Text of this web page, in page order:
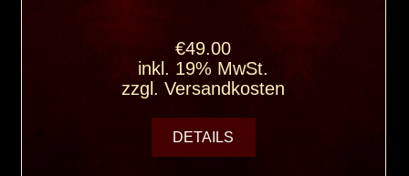
€49.00
inkl. 19% MwSt.
zzgl.Versandkosten
DETAILS